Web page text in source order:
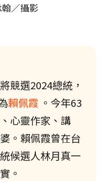
／攝影
競選2024總統，
賴佩霞 。今年63
心靈作家、講
。賴佩霞曾在台
候選人林月真一
。